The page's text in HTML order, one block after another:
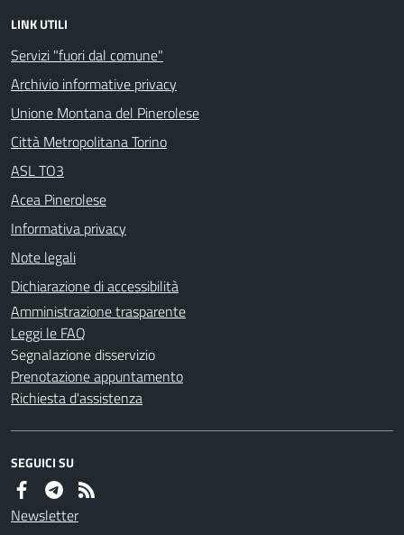
LINK UTILI
Servizi "fuori dal comune"
Archivio informative privacy
Unione Montana del Pinerolese
Città Metropolitana Torino
ASL TO3
Acea Pinerolese
Informativa privacy
Note legali
Dichiarazione di accessibilità
Amministrazione trasparente
Leggi le FAQ
Segnalazione disservizio
Prenotazione appuntamento
Richiesta d'assistenza
SEGUICI SU
Newsletter